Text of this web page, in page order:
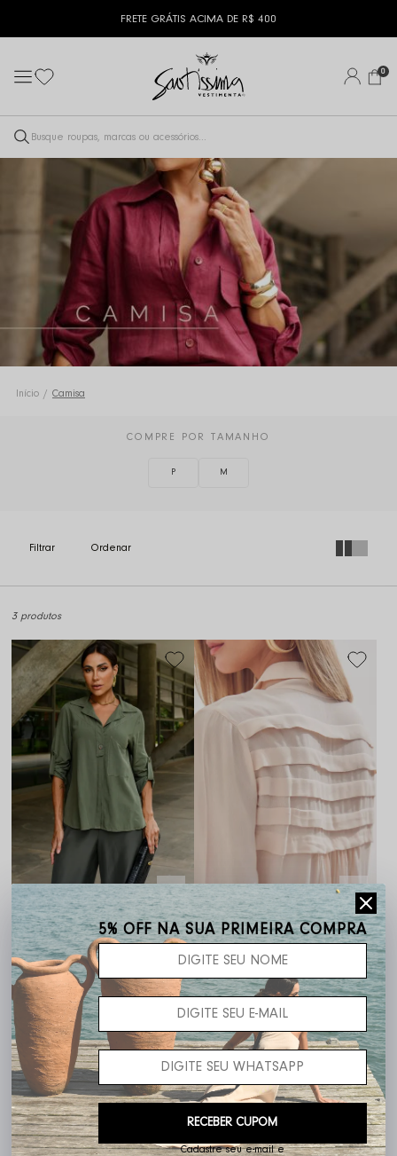
FRETE GRÁTIS ACIMA DE R$ 400
0
CAMISA
Início Camisa
COMPRE POR TAMANHO
P M
3 produtos
Camisa Aline
R$ 439,00
Camisa Suzana
5% OFF NA SUA PRIMEIRA COMPRA
Cadastre seu e-mail e
RECEBER CUPOM